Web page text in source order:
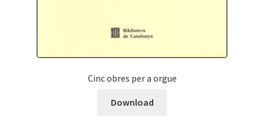
Cinc obres per a orgue
Download